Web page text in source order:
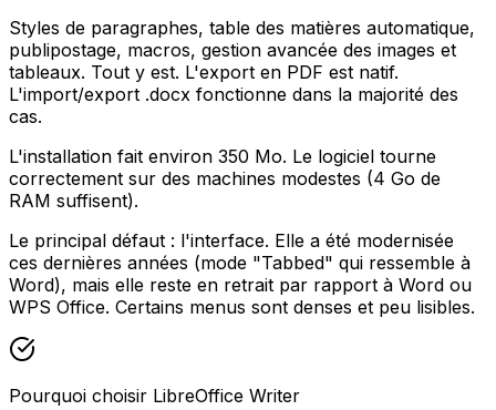
Styles de paragraphes, table des matières automatique,
publipostage, macros, gestion avancée des images et
tableaux. Tout y est. L'export en PDF est natif.
L'import/export .docx fonctionne dans la majorité des
cas.
L'installation fait environ 350 Mo. Le logiciel tourne
correctement sur des machines modestes (4 Go de
RAM suffisent).
Le principal défaut : l'interface. Elle a été modernisée
ces dernières années (mode "Tabbed" qui ressemble à
Word), mais elle reste en retrait par rapport à Word ou
WPS Office. Certains menus sont denses et peu lisibles.
Pourquoi choisir LibreOffice Writer